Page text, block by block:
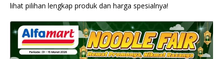
lihat pilihan lengkap produk dan harga spesialnya!